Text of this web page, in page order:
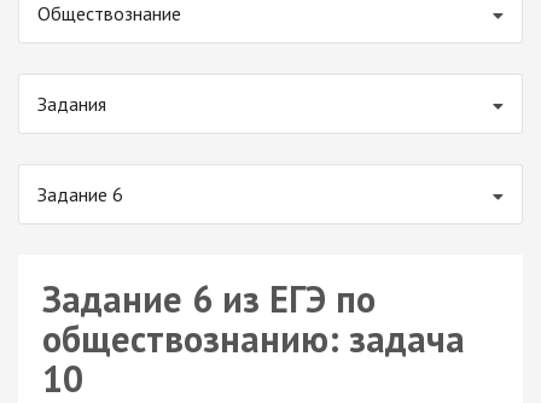
Обществознание
Задания
Задание 6
Задание 6 из ЕГЭ по
обществознанию: задача
10